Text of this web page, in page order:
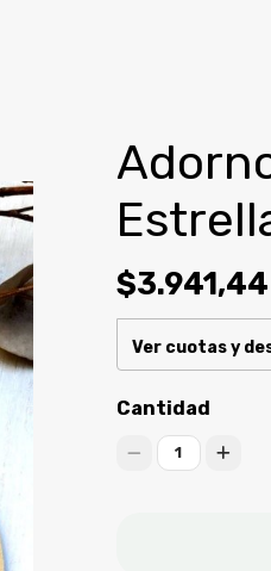
$3.941,44
Ver cuotas y
Cantidad
1